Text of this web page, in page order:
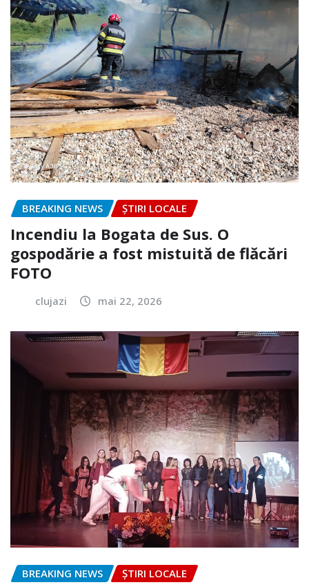
BREAKING NEWS ȘTIRI LOCALE
Incendiu la Bogata de Sus. O
gospodărie a fost mistuită de flăcări
FOTO
clujazi mai 22, 2026
BREAKING NEWS ȘTIRI LOCALE